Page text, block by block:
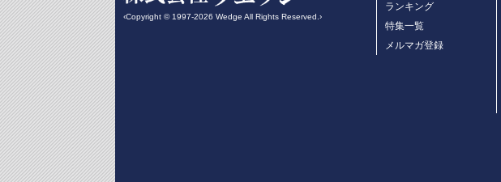
‹Copyright © 1997-2026 Wedge All Rights Reserved.›
ランキング
特集一覧
メルマガ登録